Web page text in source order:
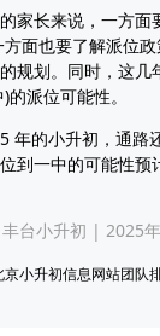
长来说，一方面
面也要了解派位
规划。同时，这几
派位可能性。
的小升初，通路
到一中的可能性预
丰台小升初 | 2025
小升初信息网站团队